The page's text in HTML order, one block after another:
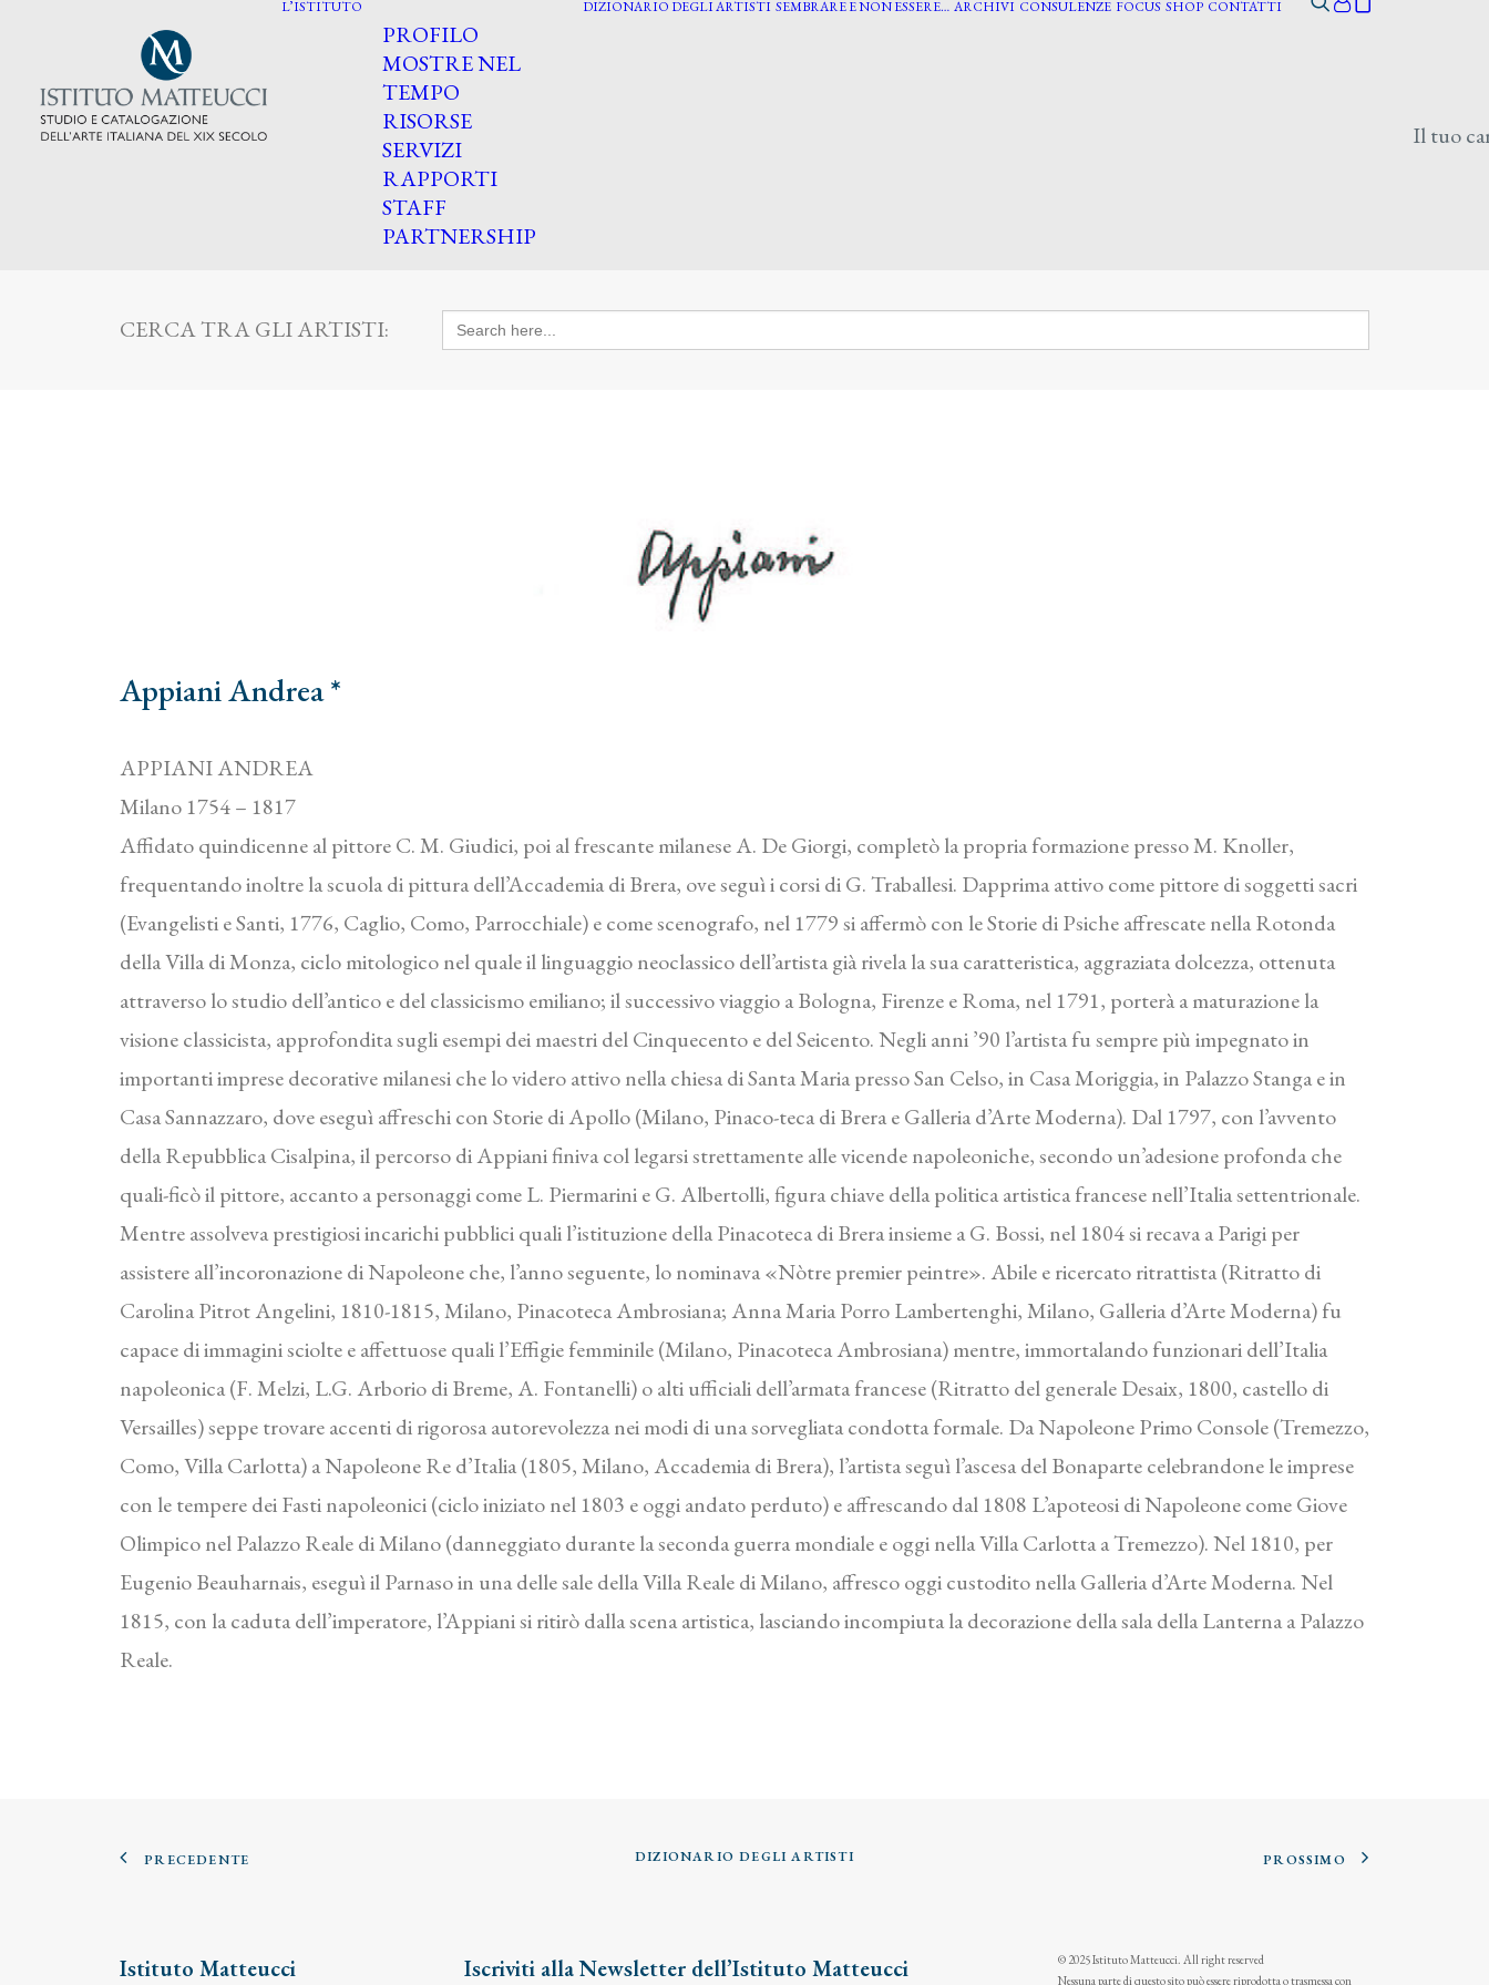
L’ISTITUTO
PROFILO
MOSTRE NEL
TEMPO
RISORSE
SERVIZI
RAPPORTI
STAFF
PARTNERSHIP
DIZIONARIO DEGLI ARTISTI SEMBRARE E NON ESSERE… ARCHIVI CONSULENZE FOCUS SHOP CONTATTI
Il tuo
CERCA TRA GLI ARTISTI: Search
for:
Appiani Andrea *
APPIANI ANDREA
Milano 1754 – 1817
Affidato quindicenne al pittore C. M. Giudici, poi al frescante milanese A. De Giorgi, completò la propria formazione presso M. Knoller,
frequentando inoltre la scuola di pittura dell’Accademia di Brera, ove seguì i corsi di G. Traballesi. Dapprima attivo come pittore di soggetti sacri
(Evangelisti e Santi, 1776, Caglio, Como, Parrocchiale) e come scenografo, nel 1779 si affermò con le Storie di Psiche affrescate nella Rotonda
della Villa di Monza, ciclo mitologico nel quale il linguaggio neoclassico dell’artista già rivela la sua caratteristica, aggraziata dolcezza, ottenuta
attraverso lo studio dell’antico e del classicismo emiliano; il successivo viaggio a Bologna, Firenze e Roma, nel 1791, porterà a maturazione la
visione classicista, approfondita sugli esempi dei maestri del Cinquecento e del Seicento. Negli anni ’90 l’artista fu sempre più impegnato in
importanti imprese decorative milanesi che lo videro attivo nella chiesa di Santa Maria presso San Celso, in Casa Moriggia, in Palazzo Stanga e in
Casa Sannazzaro, dove eseguì affreschi con Storie di Apollo (Milano, Pinaco-teca di Brera e Galleria d’Arte Moderna). Dal 1797, con l’avvento
della Repubblica Cisalpina, il percorso di Appiani finiva col legarsi strettamente alle vicende napoleoniche, secondo un’adesione profonda che
quali-ficò il pittore, accanto a personaggi come L. Piermarini e G. Albertolli, figura chiave della politica artistica francese nell’Italia settentrionale.
Mentre assolveva prestigiosi incarichi pubblici quali l’istituzione della Pinacoteca di Brera insieme a G. Bossi, nel 1804 si recava a Parigi per
assistere all’incoronazione di Napoleone che, l’anno seguente, lo nominava «Nòtre premier peintre». Abile e ricercato ritrattista (Ritratto di
Carolina Pitrot Angelini, 1810-1815, Milano, Pinacoteca Ambrosiana; Anna Maria Porro Lambertenghi, Milano, Galleria d’Arte Moderna) fu
capace di immagini sciolte e affettuose quali l’Effigie femminile (Milano, Pinacoteca Ambrosiana) mentre, immortalando funzionari dell’Italia
napoleonica (F. Melzi, L.G. Arborio di Breme, A. Fontanelli) o alti ufficiali dell’armata francese (Ritratto del generale Desaix, 1800, castello di
Versailles) seppe trovare accenti di rigorosa autorevolezza nei modi di una sorvegliata condotta formale. Da Napoleone Primo Console (Tremezzo,
Como, Villa Carlotta) a Napoleone Re d’Italia (1805, Milano, Accademia di Brera), l’artista seguì l’ascesa del Bonaparte celebrandone le imprese
con le tempere dei Fasti napoleonici (ciclo iniziato nel 1803 e oggi andato perduto) e affrescando dal 1808 L’apoteosi di Napoleone come Giove
Olimpico nel Palazzo Reale di Milano (danneggiato durante la seconda guerra mondiale e oggi nella Villa Carlotta a Tremezzo). Nel 1810, per
Eugenio Beauharnais, eseguì il Parnaso in una delle sale della Villa Reale di Milano, affresco oggi custodito nella Galleria d’Arte Moderna. Nel
1815, con la caduta dell’imperatore, l’Appiani si ritirò dalla scena artistica, lasciando incompiuta la decorazione della sala della Lanterna a Palazzo
Reale.
PRECEDENTE DIZIONARIO DEGLI ARTISTI PROSSIMO
Istituto Matteucci Iscriviti alla Newsletter dell’Istituto Matteucci
© 2025 Istituto Matteucci. All right reserved
Nessuna parte di questo sito può essere riprodotta o trasmessa con